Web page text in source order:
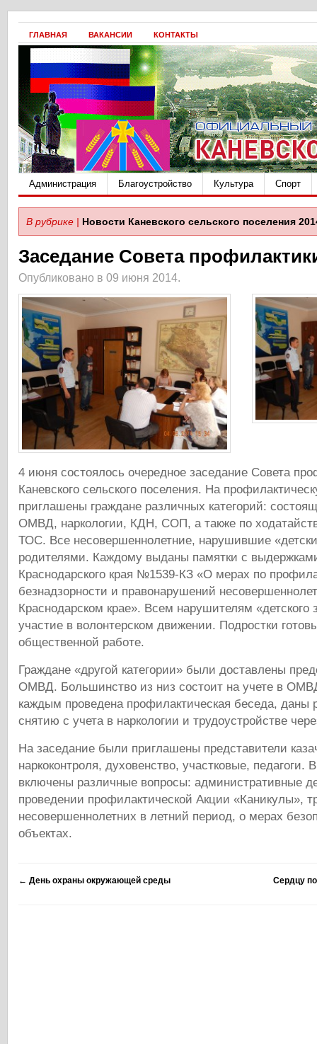
ГЛАВНАЯ ВАКАНСИИ КОНТАКТЫ
Администрация Благоустройство Культура Спорт
В рубрике | Новости Каневского сельского поселения
Заседание Совета
Опубликовано в 09 июня 2014.
4 июня состоялось очередное заседание Совета
Каневского сельского поселения. На
приглашены граждане различных категорий:
ОМВД, наркологии, КДН, СОП, а также по
ТОС. Все несовершеннолетние, нарушившие
родителями. Каждому выданы памятки с
Краснодарского края №1539-КЗ «О мерах по
безнадзорности и правонарушений
Краснодарском крае». Всем нарушителям «детского
участие в волонтерском движении. Подростки
общественной работе.
Граждане «другой категории» были доставлены
ОМВД. Большинство из низ состоит на учете в
каждым проведена профилактическая беседа, даны
снятию с учета в наркологии и трудоустройстве
На заседание были приглашены представители
наркоконтроля, духовенство, участковые, педагоги.
включены различные вопросы: административные
проведении профилактической Акции «Каникулы»,
несовершеннолетних в летний период, о мерах
объектах.
← День охраны окружающей среды Сердцу